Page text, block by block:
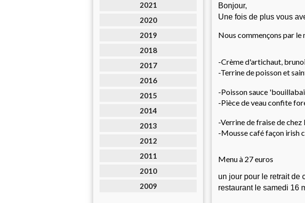
2021
2020
2019
2018
2017
2016
2015
2014
2013
2012
2011
2010
2009
Bonjour,
Une fois de plus vous
Nous commençons par le
-Crème d'artichaut,
-Terrine de poisson et
-Poisson sauce
-Pièce de veau confite
-Verrine de fraise de
-Mousse café façon irish
Menu à 27 euros
un jour pour le retrait de
restaurant le samedi 16